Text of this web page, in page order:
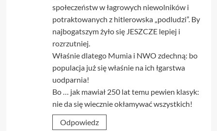
społeczeństw w łagrowych niewolników i
potraktowanych z hitlerowska „podludzi”. By
najbogatszym żyło się JESZCZE lepiej i
rozrzutniej.
Właśnie dlatego Mumia i NWO zdechną: bo
populacja już się właśnie na ich łgarstwa
uodparnia!
Bo … jak mawiał 250 lat temu pewien klasyk:
nie da się wiecznie okłamywać wszystkich!
Odpowiedz